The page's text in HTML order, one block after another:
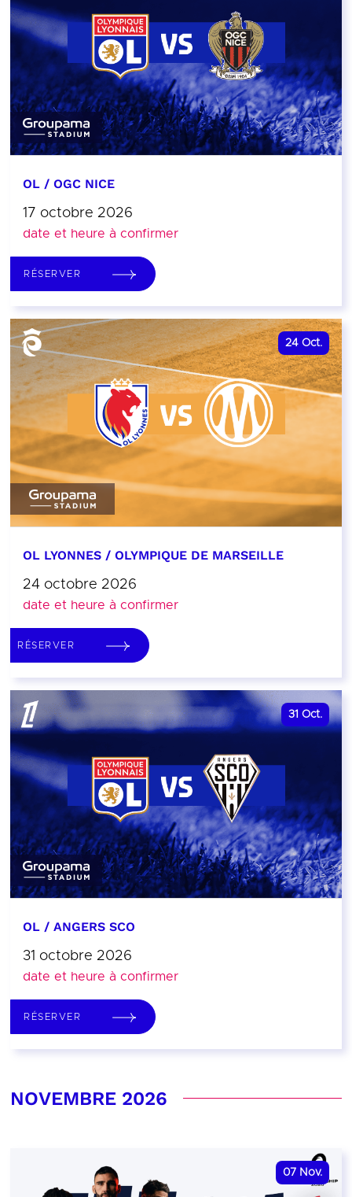
OL / OGC NICE
17 octobre 2026
date et heure à confirmer
RÉSERVER
24 Oct.
OL LYONNES / OLYMPIQUE DE MARSEILLE
24 octobre 2026
date et heure à confirmer
RÉSERVER
31 Oct.
OL / ANGERS SCO
31 octobre 2026
date et heure à confirmer
RÉSERVER
NOVEMBRE 2026
07 Nov.